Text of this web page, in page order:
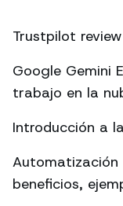
Trustpilot review
Google Gemini
trabajo en la
Introducción a
Automatización
beneficios,